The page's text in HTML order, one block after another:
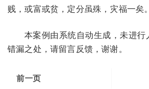
贱，或富或贫，定分虽殊，灾福一矣
本案例由系统自动生成，未进
错漏之处，请留言反馈，谢谢。
前一页